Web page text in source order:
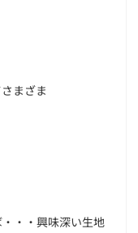
まざま
・・興味深い生地